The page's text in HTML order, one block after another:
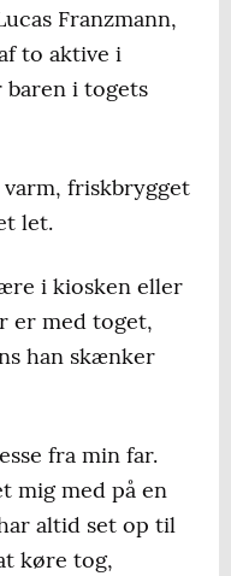
Franzmann,
to aktive i
baren i togets
friskbrygget
let.
i kiosken eller
er med toget,
han skænker
fra min far.
mig med på en
altid set op til
køre tog,